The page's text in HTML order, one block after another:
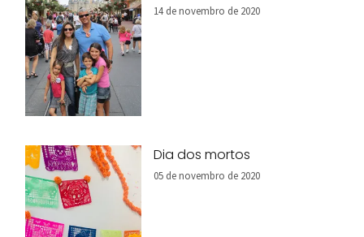
14 de novembro de 2020
Dia dos mortos
05 de novembro de 2020